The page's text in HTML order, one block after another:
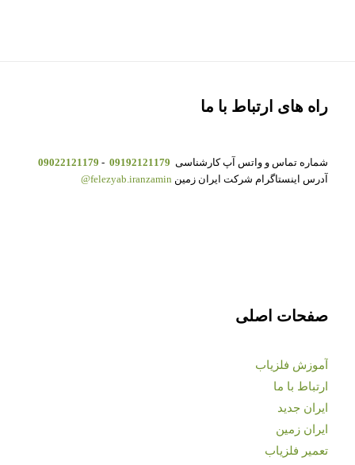
راه های ارتباط با ما
شماره تماس و واتس آپ کارشناسی 09192121179
-
09022121179
آدرس اینستاگرام شرکت ایران زمین felezyab.iranzamin@
صفحات اصلی
آموزش فلزیاب
ارتباط با ما
ایران جدید
ایران زمین
تعمیر فلزیاب